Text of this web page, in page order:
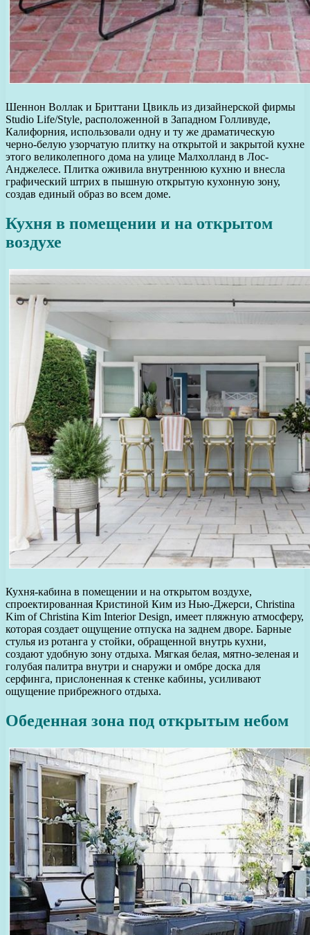
Шеннон Воллак и Бриттани Цвикль из дизайнерской фирмы
Studio Life/Style, расположенной в Западном Голливуде,
Калифорния, использовали одну и ту же драматическую
черно-белую узорчатую плитку на открытой и закрытой кухне
этого великолепного дома на улице Малхолланд в Лос-
Анджелесе. Плитка оживила внутреннюю кухню и внесла
графический штрих в пышную открытую кухонную зону,
создав единый образ во всем доме.
Кухня в помещении и на открытом
воздухе
Кухня-кабина в помещении и на открытом воздухе,
спроектированная Кристиной Ким из Нью-Джерси, Christina
Kim of Christina Kim Interior Design, имеет пляжную атмосферу,
которая создает ощущение отпуска на заднем дворе. Барные
стулья из ротанга у стойки, обращенной внутрь кухни,
создают удобную зону отдыха. Мягкая белая, мятно-зеленая и
голубая палитра внутри и снаружи и омбре доска для
серфинга, прислоненная к стенке кабины, усиливают
ощущение прибрежного отдыха.
Обеденная зона под открытым небом